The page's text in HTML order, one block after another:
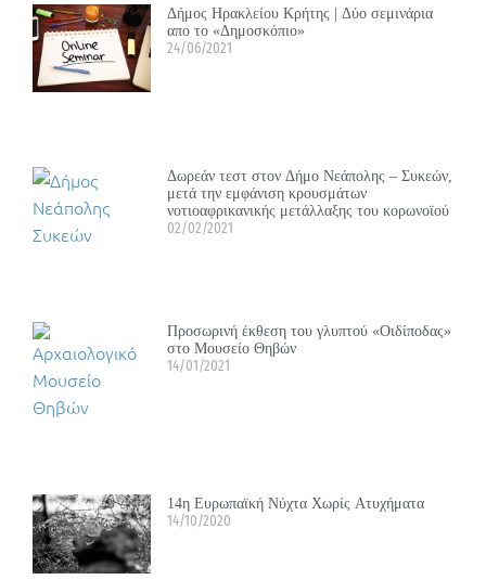
Δήμος Ηρακλείου Κρήτης | Δύο σεμινάρια
απο το «Δημοσκόπιο»
24/06/2021
Δωρεάν τεστ στον Δήμο Νεάπολης – Συκεών,
μετά την εμφάνιση κρουσμάτων
νοτιοαφρικανικής μετάλλαξης του κορωνοϊού
02/02/2021
Προσωρινή έκθεση του γλυπτού «Οιδίποδας»
στο Μουσείο Θηβών
14/01/2021
14η Ευρωπαϊκή Νύχτα Χωρίς Ατυχήματα
14/10/2020